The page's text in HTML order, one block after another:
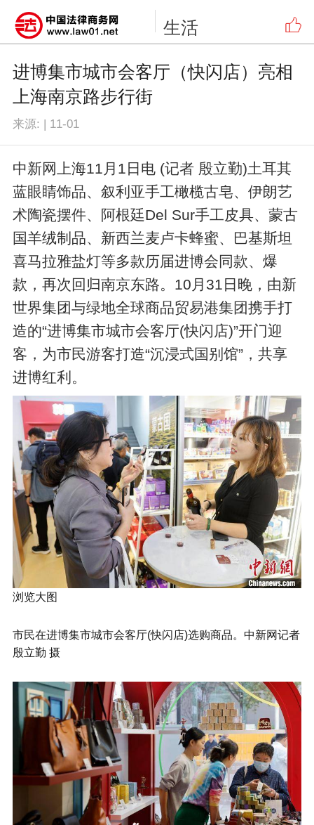
生活
进博集市城市会客厅（快闪店）亮相
上海南京路步行街
来源: | 11-01
中新网上海11月1日电 (记者 殷立勤)土耳其
蓝眼睛饰品、叙利亚手工橄榄古皂、伊朗艺
术陶瓷摆件、阿根廷Del Sur手工皮具、蒙古
国羊绒制品、新西兰麦卢卡蜂蜜、巴基斯坦
喜马拉雅盐灯等多款历届进博会同款、爆
款，再次回归南京东路。10月31日晚，由新
世界集团与绿地全球商品贸易港集团携手打
造的“进博集市城市会客厅(快闪店)”开门迎
客，为市民游客打造“沉浸式国别馆”，共享
进博红利。
浏览大图
市民在进博集市城市会客厅(快闪店)选购商品。中新网记者
殷立勤 摄